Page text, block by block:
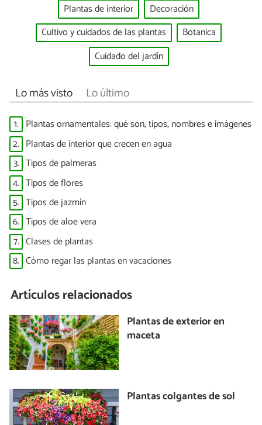
Plantas de interior
Decoración
Cultivo y cuidados de las plantas
Botanica
Cuidado del jardín
Lo más visto Lo último
1. Plantas ornamentales: qué son, tipos, nombres e imágenes
2. Plantas de interior que crecen en agua
3. Tipos de palmeras
4. Tipos de flores
5. Tipos de jazmín
6. Tipos de aloe vera
7. Clases de plantas
8. Cómo regar las plantas en vacaciones
Artículos relacionados
Plantas de exterior en
maceta
Plantas colgantes de sol